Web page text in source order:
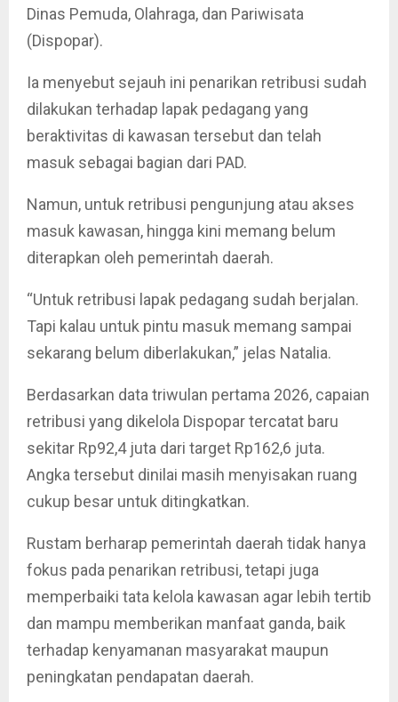
Dinas Pemuda, Olahraga, dan Pariwisata
(Dispopar).
Ia menyebut sejauh ini penarikan retribusi sudah
dilakukan terhadap lapak pedagang yang
beraktivitas di kawasan tersebut dan telah
masuk sebagai bagian dari PAD.
Namun, untuk retribusi pengunjung atau akses
masuk kawasan, hingga kini memang belum
diterapkan oleh pemerintah daerah.
“Untuk retribusi lapak pedagang sudah berjalan.
Tapi kalau untuk pintu masuk memang sampai
sekarang belum diberlakukan,” jelas Natalia.
Berdasarkan data triwulan pertama 2026, capaian
retribusi yang dikelola Dispopar tercatat baru
sekitar Rp92,4 juta dari target Rp162,6 juta.
Angka tersebut dinilai masih menyisakan ruang
cukup besar untuk ditingkatkan.
Rustam berharap pemerintah daerah tidak hanya
fokus pada penarikan retribusi, tetapi juga
memperbaiki tata kelola kawasan agar lebih tertib
dan mampu memberikan manfaat ganda, baik
terhadap kenyamanan masyarakat maupun
peningkatan pendapatan daerah.